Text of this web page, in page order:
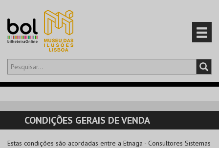
Olá,iniciar sessão
CARRINHO
EVENTOS
CONDIÇÕES GERAIS DE VENDA
Estas condições são acordadas entre a Etnaga - Consultores Sistemas